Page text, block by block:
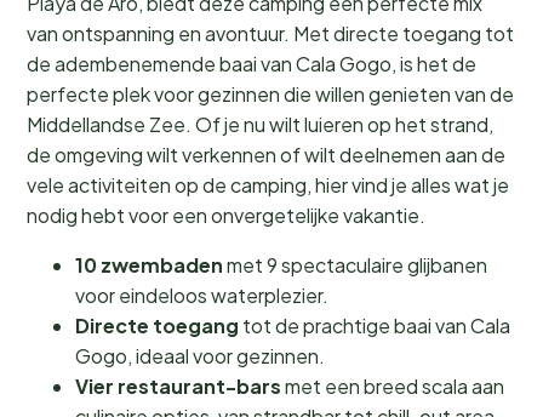
van ontspanning en avontuur. Met directe toegang tot
de adembenemende baai van Cala Gogo, is het de
perfecte plek voor gezinnen die willen genieten van de
Middellandse Zee. Of je nu wilt luieren op het strand,
de omgeving wilt verkennen of wilt deelnemen aan de
vele activiteiten op de camping, hier vind je alles wat je
nodig hebt voor een onvergetelijke vakantie.
10 zwembadenmet 9 spectaculaire glijbanen
voor eindeloos waterplezier.
Directe toegang tot de prachtige baai van Cala
Gogo, ideaal voor gezinnen.
Vier restaurant-barsmet een breed scala aan